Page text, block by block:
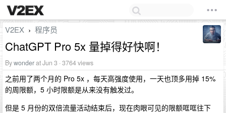
V2EX › 程序员
ChatGPT Pro 5x 量掉得好快啊！
Bywonderat Jun 3 · 3764 views
之前用了两个月的 Pro 5x ，每天高强度使用，一天也顶多用掉 15%
的周限额，5 小时限额是从来没有触发过。
但是 5 月份的双倍流量活动结束后，现在肉眼可见的限额哐哐往下